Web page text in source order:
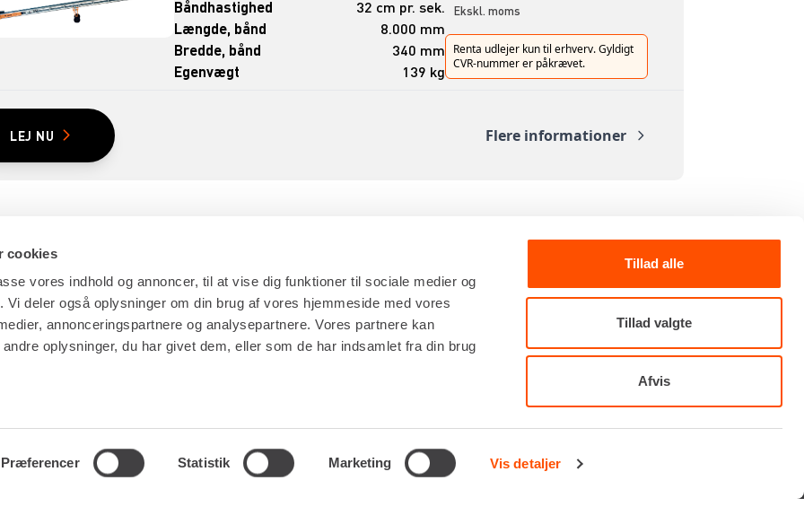
cookies
vores indhold og annoncer, til at vise dig funktioner til sociale medier og
deler også oplysninger om din brug af vores hjemmeside med vores
annonceringspartnere og analysepartnere. Vores partnere kan
oplysninger, du har givet dem, eller som de har indsamlet fra din brug
Præferencer Statistik Marketing Vis detaljer
Tillad alle
Tillad valgte
Afvis
Båndhastighed
32 cm pr. sek.
Længde, bånd
8.000 mm
Bredde, bånd
340 mm
Egenvægt
139 kg
Ekskl. moms
Renta udlejer kun til erhverv. Gyldigt
CVR-nummer er påkrævet.
LEJ NU Flere informationer
GENVEJE TILMELD NYHEDSBREV
Få de seneste nyheder, invitationer, tips og tricks m.m.